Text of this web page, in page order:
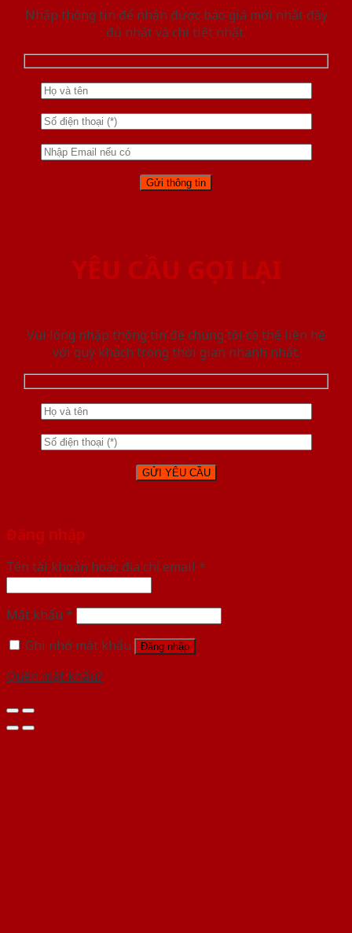
Nhập thông tin để nhận được báo giá mới nhât đầy
đủ nhất và chi tiết nhất.
YÊU CẦU GỌI LẠI
Vui lòng nhập thông tin để chúng tôi có thể liên hệ
với quý khách trong thời gian nhanh nhất.
Đăng nhập
Tên tài khoản hoặc địa chỉ email *
Mật khẩu *
Ghi nhớ mật khẩu
Đăng nhập
Quên mật khẩu?